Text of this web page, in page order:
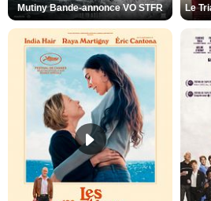
Mutiny Bande-annonce VO STFR Le